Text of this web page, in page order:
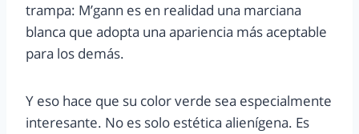
trampa: M’gann es en realidad una marciana
blanca que adopta una apariencia más aceptable
para los demás.
Y eso hace que su color verde sea especialmente
interesante. No es solo estética alienígena. Es